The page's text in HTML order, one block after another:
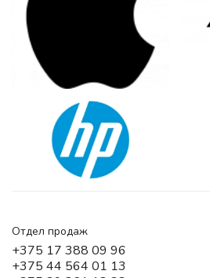
Отдел продаж
+375 17 388 09 96
+375 44 564 01 13